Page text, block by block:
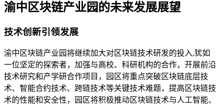
渝中区块链产业园的未来发展展望
技术创新引领发展
渝中区块链产业园将继续加大对区块链技术研发的投入,犹如
一位坚定的探索者，加强与高校、科研机构的合作，开展前沿
技术研究和产学研合作项目，园区将重点突破区块链底层技
术、智能合约技术、跨链技术等关键技术难题，提高区块链技
术的性能和安全性，园区将积极推动区块链技术与人工智能、